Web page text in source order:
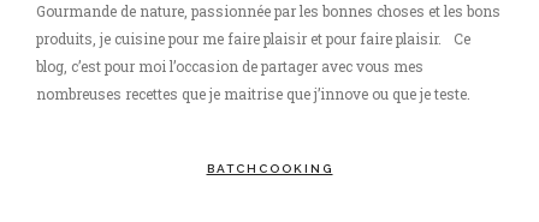
Gourmande de nature, passionnée par les bonnes choses et les bons
produits, je cuisine pour me faire plaisir et pour faire plaisir. Ce
blog, c’est pour moi l’occasion de partager avec vous mes
nombreuses recettes que je maitrise que j’innove ou que je teste.
BATCHCOOKING